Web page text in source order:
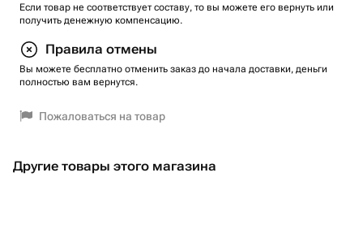
Если товар не соответствует составу, то вы можете его вернуть или
получить денежную компенсацию.
Правила отмены
Вы можете бесплатно отменить заказ до начала доставки, деньги
полностью вам вернутся.
Пожаловаться на товар
Другие товары этого магазина